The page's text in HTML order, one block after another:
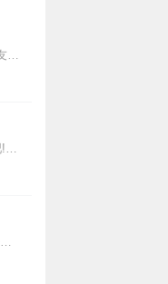
《学霸姐姐讲故事之三国演义》完整版终于上线啦~点击这里收听完整版故事：学霸姐姐讲故事之三国演义｜小朋友听得懂的三国_全集免费在线阅读收听下载-喜马拉雅(x...
新专辑点击收听《神探迈克狐·怪盗归来篇｜多多罗》！！！>>>点击进入主播橱窗购买《神探迈克狐》系列图书吧!<<<多多罗故事【点击前往】收听多多罗其他好玩有趣的故...
晓春姐姐讲儿童国学经典系列儿童三十六计【晓春姐姐讲国学】—点击收听小学生必背古诗词【晓春姐姐】—点击收听儿童中华上下五千年【晓春姐姐】—点击收听儿童三国...